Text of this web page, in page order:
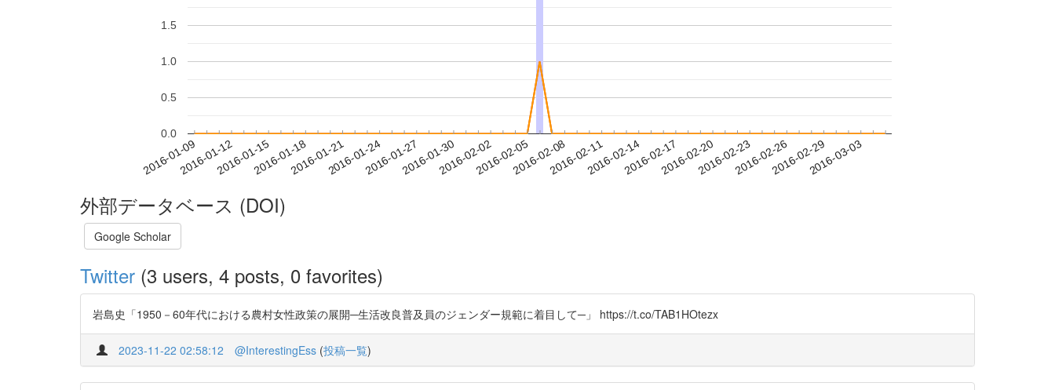
2016-01-092016-01-122016-01-152016-01-182016-01-212016-01-242016-01-272016-01-302016-02-022016-02-052016-02-082016-02-112016-02-142016-02-172016-02-202016-02-232016-02-262016-02-292016-03-03
0.0
0.5
1.0
1.5
外部データベース (DOI)
Google Scholar
Twitter (3 users, 4 posts, 0 favorites)
岩島史「1950－60年代における農村女性政策の展開─生活改良普及員のジェンダー規範に着目して─」 https://t.co/TAB1HOtezx
2023-11-22 02:58:12 @InterestingEss (投稿一覧)